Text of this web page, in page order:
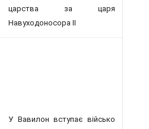
царства за царя
Навуходоносора II
У Вавилон вступає військо